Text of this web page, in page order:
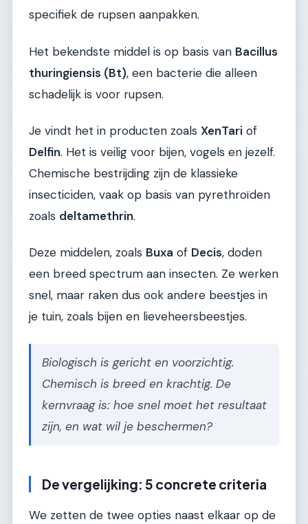
specifiek de rupsen aanpakken.
Het bekendste middel is op basis van Bacillus
thuringiensis (Bt), een bacterie die alleen
schadelijk is voor rupsen.
Je vindt het in producten zoals XenTari of
Delfin. Het is veilig voor bijen, vogels en jezelf.
Chemische bestrijding zijn de klassieke
insecticiden, vaak op basis van pyrethroïden
zoals deltamethrin.
Deze middelen, zoals Buxa of Decis, doden
een breed spectrum aan insecten. Ze werken
snel, maar raken dus ook andere beestjes in
je tuin, zoals bijen en lieveheersbeestjes.
Biologisch is gericht en voorzichtig.
Chemisch is breed en krachtig. De
kernvraag is: hoe snel moet het resultaat
zijn, en wat wil je beschermen?
De vergelijking: 5 concrete criteria
We zetten de twee opties naast elkaar op de